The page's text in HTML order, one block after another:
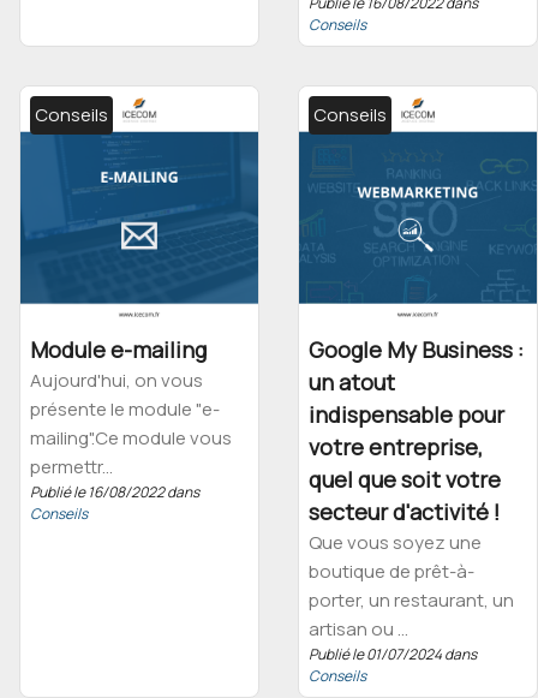
Conseils
Conseils
Module e-mailing
Aujourd'hui, on vous
présente le module "e-
mailing".Ce module vous
permettr...
Publié le 16/08/2022 dans
Conseils
Conseils
Google My Business :
un atout
indispensable pour
votre entreprise,
quel que soit votre
secteur d'activité !
Que vous soyez une
boutique de prêt-à-
porter, un restaurant, un
artisan ou ...
Publié le 01/07/2024 dans
Conseils